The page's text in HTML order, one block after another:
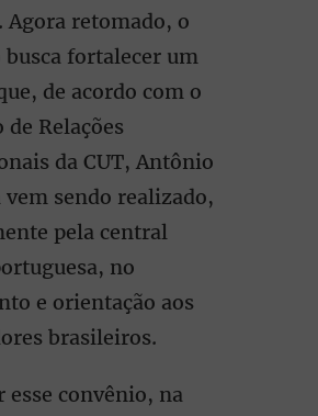
Agora retomado, o
fortalecer um
de acordo com o
de Relações
da CUT, Antônio
vem sendo realizado,
pela central
no
e orientação aos
brasileiros.
esse convênio, na